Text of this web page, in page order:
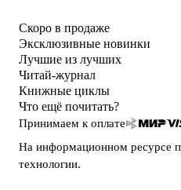
Скоро в продаже
Эксклюзивные новинки
Лучшие из лучших
Читай-журнал
Книжные циклы
Что ещё почитать?
Принимаем к оплате
На информационном ресурсе
технологии.